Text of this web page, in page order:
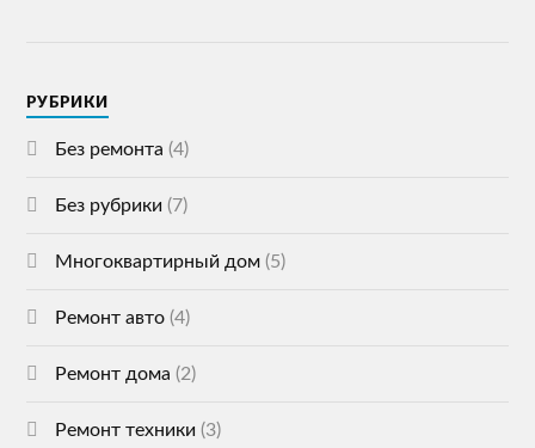
РУБРИКИ
Без ремонта (4)
Без рубрики (7)
Многоквартирный дом (5)
Ремонт авто (4)
Ремонт дома (2)
Ремонт техники (3)